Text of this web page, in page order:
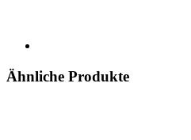
Ähnliche Produkte